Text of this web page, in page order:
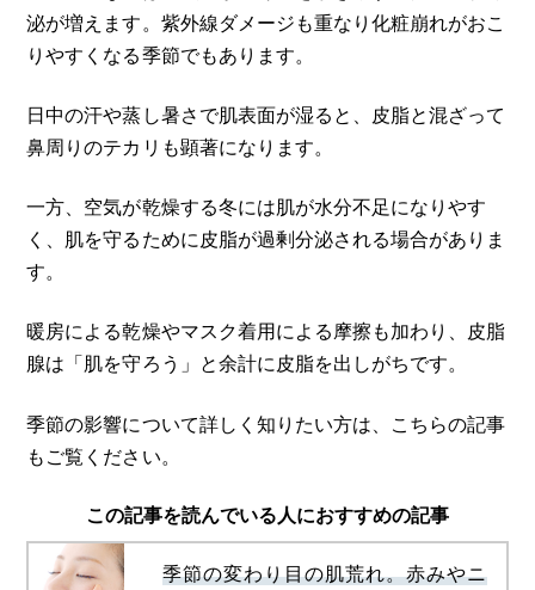
泌が増えます。紫外線ダメージも重なり化粧崩れがおこ
りやすくなる季節でもあります。
日中の汗や蒸し暑さで肌表面が湿ると、皮脂と混ざって
鼻周りのテカリも顕著になります。
一方、空気が乾燥する冬には肌が水分不足になりやす
く、肌を守るために皮脂が過剰分泌される場合がありま
す。
暖房による乾燥やマスク着用による摩擦も加わり、皮脂
腺は「肌を守ろう」と余計に皮脂を出しがちです。
季節の影響について詳しく知りたい方は、こちらの記事
もご覧ください。
この記事を読んでいる人におすすめの記事
季節の変わり目の肌荒れ。赤みやニ